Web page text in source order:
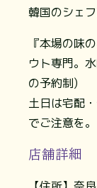
韓国のシェ
『本場の味
ウト専門。
の予約制)
土日は宅配
でご注意を。
店舗詳細